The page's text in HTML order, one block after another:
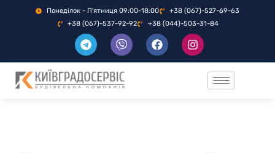
Понеділок - П'ятниця 09:00-18:00
+38 (067)-527-69-63
+38 (067)-537-92-92
+38 (044)-503-31-84